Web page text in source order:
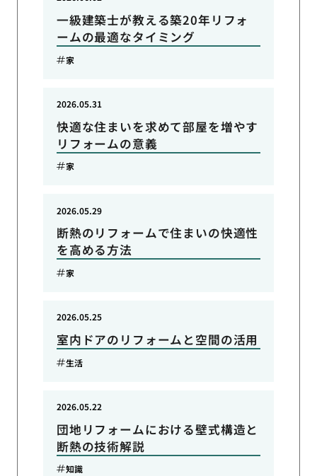
一級建築士が教える築20年リフォ
ームの最適なタイミング
家
快適な住まいを求めて部屋を増やす
リフォームの意義
2026.05.31
家
断熱のリフォームで住まいの快適性
を高める方法
2026.05.29
家
室内ドアのリフォームと空間の活用
2026.05.25
生活
団地リフォームにおける壁式構造と
断熱の技術解説
2026.05.22
知識